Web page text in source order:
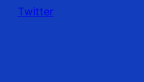
Twitter